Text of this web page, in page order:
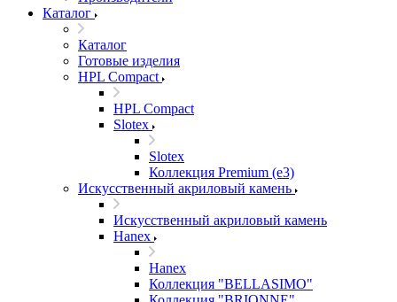
Каталог
Каталог
Готовые изделия
HPL Compact
HPL Compact
Slotex
Slotex
Коллекция Premium (e3)
Искусственный акриловый камень
Искусственный акриловый камень
Hanex
Hanex
Коллекция "BELLASIMO"